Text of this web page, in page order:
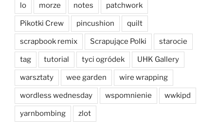
lo morze notes patchwork
Pikotki Crew pincushion quilt
scrapbook remix Scrapujące Polki starocie
tag tutorial tyci ogródek UHK Gallery
warsztaty wee garden wire wrapping
wordless wednesday wspomnienie wwkipd
yarnbombing zlot